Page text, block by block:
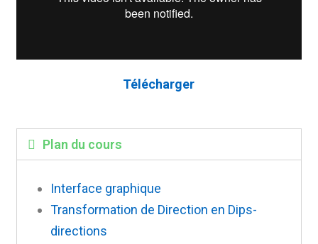
Télécharger
Plan du cours
Interface graphique
Transformation de Direction en Dips-
directions